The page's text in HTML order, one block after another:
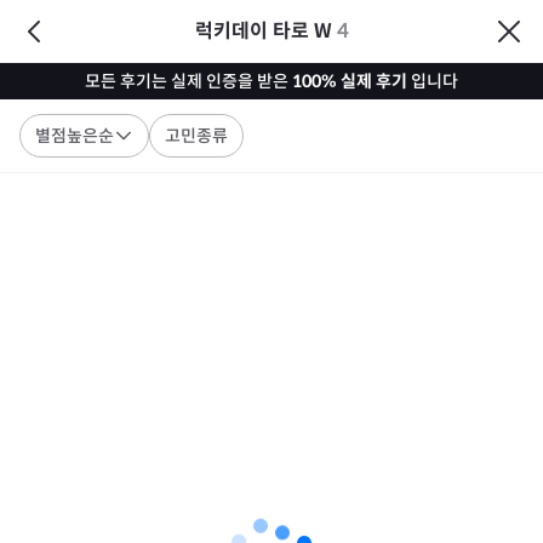
럭키데이 타로 W 4
모든 후기는 실제 인증을 받은 100% 실제 후기 입니다
별점높은순 고민종류